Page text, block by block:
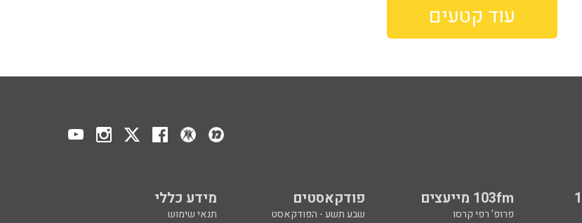
עוד קטעים
103fm מייעצים פודקאסטים מידע כללי
פרופ' רפי קרסו שבע תשע - הפודקאסט
תנאי שימוש